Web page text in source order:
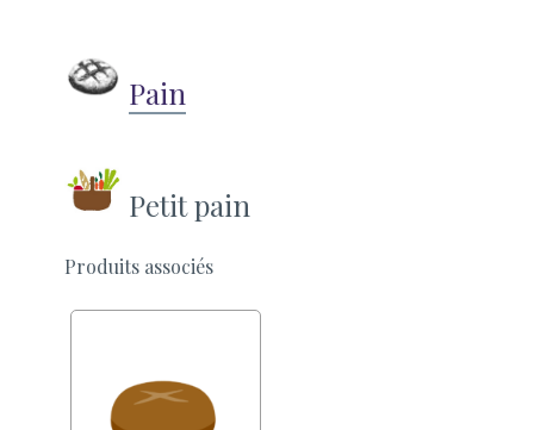
Pain
Petit pain
Produits associés